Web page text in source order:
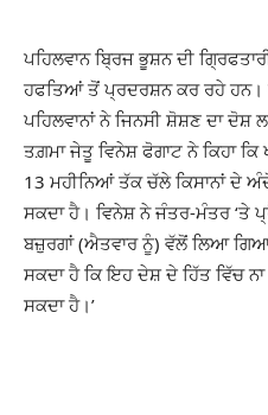
ਪਹਿਲਵਾਨ ਬ੍ਰਿਜ ਭੂਸ਼ਨ ਦੀ
ਹਫਤਿਆਂ ਤੋਂ ਪ੍ਰਦਰਸ਼ਨ ਕਰ ਰਹੇ ਹਨ।
ਪਹਿਲਵਾਨਾਂ ਨੇ ਜਿਨਸੀ ਸ਼ੋਸ਼ਣ ਦਾ
ਤਗ਼ਮਾ ਜੇਤੂ ਵਿਨੇਸ਼ ਫੋਗਾਟ ਨੇ ਕਿਹਾ
13 ਮਹੀਨਿਆਂ ਤੱਕ ਚੱਲੇ ਕਿਸਾਨਾਂ ਦੇ
ਸਕਦਾ ਹੈ। ਵਿਨੇਸ਼ ਨੇ ਜੰਤਰ-ਮੰਤਰ ‘ਤੇ
ਬਜ਼ੁਰਗਾਂ (ਐਤਵਾਰ ਨੂੰ) ਵੱਲੋਂ ਲਿਆ
ਸਕਦਾ ਹੈ ਕਿ ਇਹ ਦੇਸ਼ ਦੇ ਹਿੱਤ ਵਿੱਚ
ਸਕਦਾ ਹੈ।’